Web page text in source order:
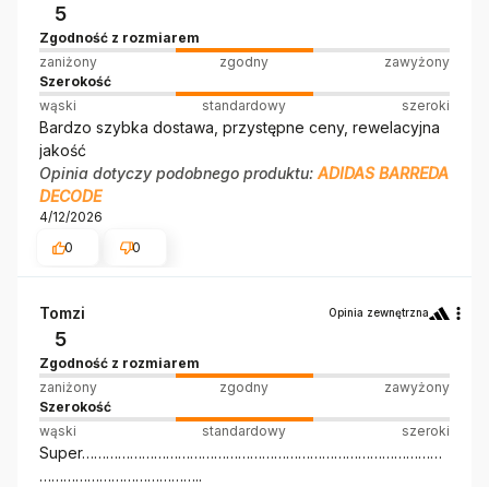
5
Zgodność z rozmiarem
zaniżony
zgodny
zawyżony
Szerokość
wąski
standardowy szeroki
Bardzo szybka dostawa, przystępne ceny, rewelacyjna
jakość
Opinia dotyczy podobnego produktu: ADIDAS BARREDA
DECODE
4/12/2026
0
0
Tomzi Opinia zewnętrzna
5
Zgodność z rozmiarem
zaniżony
zgodny
zawyżony
Szerokość
wąski
standardowy szeroki
Super………………………………………………………………………………
…………………………………..